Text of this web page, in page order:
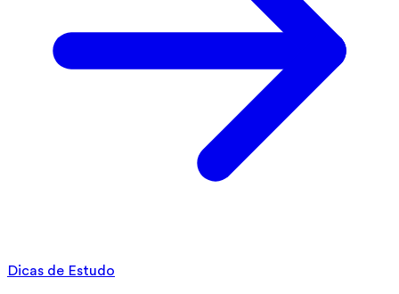
Dicas de Estudo